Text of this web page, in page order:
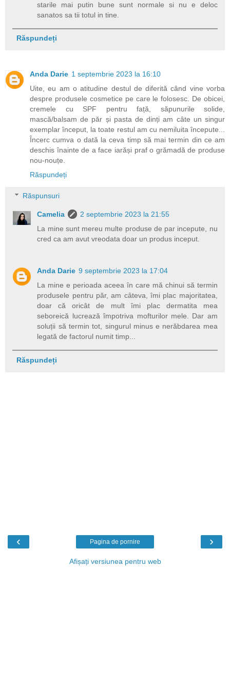
starile mai putin bune sunt normale si nu e deloc
sanatos sa tii totul in tine.
Răspundeți
Anda Darie 1 septembrie 2023 la 16:10
Uite, eu am o atitudine destul de diferită când vine vorba
despre produsele cosmetice pe care le folosesc. De obicei,
cremele cu SPF pentru față, săpunurile solide,
mască/balsam de păr și pasta de dinți am câte un singur
exemplar început, la toate restul am cu nemiluita începute...
Încerc cumva o dată la ceva timp să mai termin din ce am
deschis înainte de a face iarăși praf o grămadă de produse
nou-nouțe.
Răspundeți
Răspunsuri
Camelia
2 septembrie 2023 la 21:55
La mine sunt mereu multe produse de par incepute, nu
cred ca am avut vreodata doar un produs inceput.
Anda Darie 9 septembrie 2023 la 17:04
La mine e perioada aceea în care mă chinui să termin
produsele pentru păr, am câteva, îmi plac majoritatea,
doar că oricât de mult îmi plac dermatita mea
seboreică lucrează împotriva mofturilor mele. Dar am
soluții să termin tot, singurul minus e nerăbdarea mea
legată de factorul numit timp...
Răspundeți
‹ ›
Pagina de pornire
Afișați versiunea pentru web